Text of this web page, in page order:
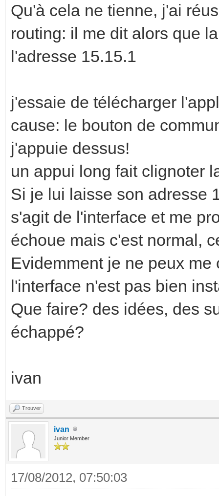
Qu'à cela ne tienne, j'ai
routing: il me dit alors que
l'adresse 15.15.1
j'essaie de télécharger
cause: le bouton de
j'appuie dessus!
un appui long fait clignoter
Si je lui laisse son adresse
s'agit de l'interface et me
échoue mais c'est normal,
Evidemment je ne peux
l'interface n'est pas bien
Que faire? des idées, des
échappé?
ivan
Trouver
ivan
Junior Member
17/08/2012, 07:50:03